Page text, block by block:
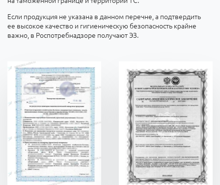
Если продукция не указана в данном перечне, а подтвердить
ее высокое качество и гигиеническую безопасность крайне
важно, в Роспотребнадзоре получают ЭЗ.